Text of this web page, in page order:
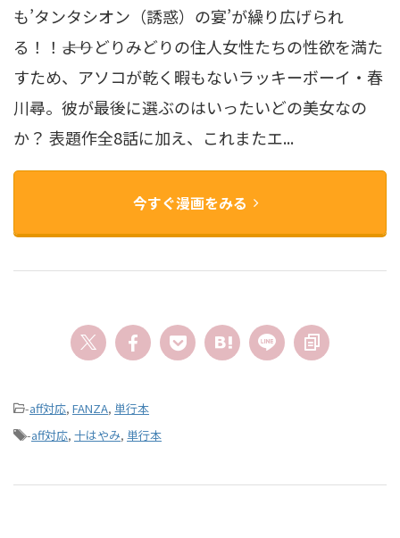
も’タンタシオン（誘惑）の宴’が繰り広げられ
る！！――よりどりみどりの住人女性たちの性欲を満た
すため、アソコが乾く暇もないラッキーボーイ・春
川尋。彼が最後に選ぶのはいったいどの美女なの
か？ 表題作全8話に加え、これまたエ...
今すぐ漫画をみる
-aff対応, FANZA, 単行本
-aff対応, 十はやみ, 単行本